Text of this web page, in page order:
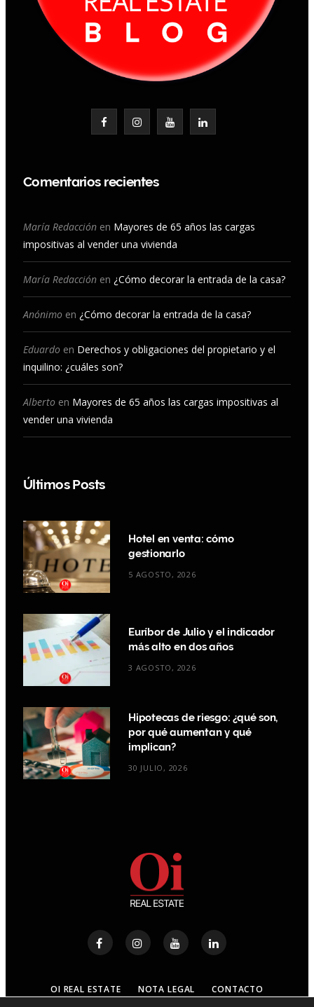
b
o
o
I
a
g
r
m
Y
u
b
e
L
e
I
Comentarios recientes
María Redacción en Mayores de 65 años las cargas
impositivas al vender una vivienda
María Redacción en ¿Cómo decorar la entrada de la casa?
Anónimo en ¿Cómo decorar la entrada de la casa?
Eduardo en Derechos y obligaciones del propietario y el
inquilino: ¿cuáles son?
Alberto en Mayores de 65 años las cargas impositivas al
vender una vivienda
Últimos Posts
Hotel en venta: cómo
gestionarlo
5 AGOSTO, 2026
Euríbor de Julio y el indicador
más alto en dos años
3 AGOSTO, 2026
Hipotecas de riesgo: ¿qué son,
por qué aumentan y qué
implican?
30 JULIO, 2026
OI REAL ESTATE NOTA LEGAL CONTACTO